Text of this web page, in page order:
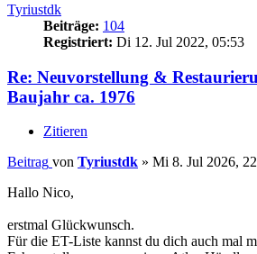
Tyriustdk
Beiträge: 104
Registriert: Di 12. Jul 2022, 05:53
Re: Neuvorstellung &
Baujahr ca. 1976
Zitieren
Beitrag von Tyriustdk » Mi 8. Jul 2026,
Hallo Nico,
erstmal Glückwunsch.
Für die ET-Liste kannst du dich auch mal